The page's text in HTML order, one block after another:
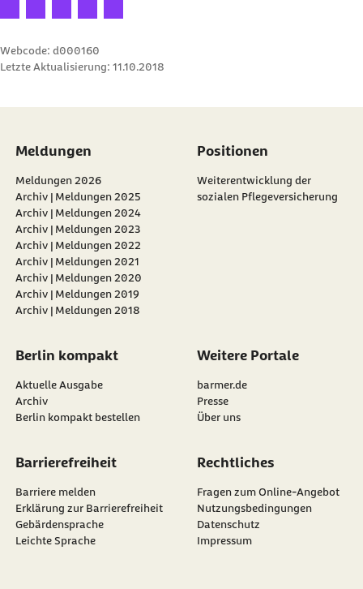
Ihre Bewertung: 1 Stern
Ihre Bewertung: 2 Sterne
Ihre Bewertung: 3 Sterne
Ihre Bewertung: 4 Sterne
Ihre Bewertung: 5 Sterne
Webcode: d000160
Letzte Aktualisierung: 11.10.2018
Meldungen
Meldungen 2026
Archiv | Meldungen 2025
Archiv | Meldungen 2024
Archiv | Meldungen 2023
Archiv | Meldungen 2022
Archiv | Meldungen 2021
Archiv | Meldungen 2020
Archiv | Meldungen 2019
Archiv | Meldungen 2018
Positionen
Weiterentwicklung der
sozialen Pflegeversicherung
Berlin kompakt
Aktuelle Ausgabe
Archiv
Berlin kompakt bestellen
Weitere Portale
barmer.de
Presse
Über uns
Barrierefreiheit
Barriere melden
Erklärung zur Barrierefreiheit
Gebärdensprache
Leichte Sprache
Rechtliches
Fragen zum Online-Angebot
Nutzungsbedingungen
Datenschutz
Impressum